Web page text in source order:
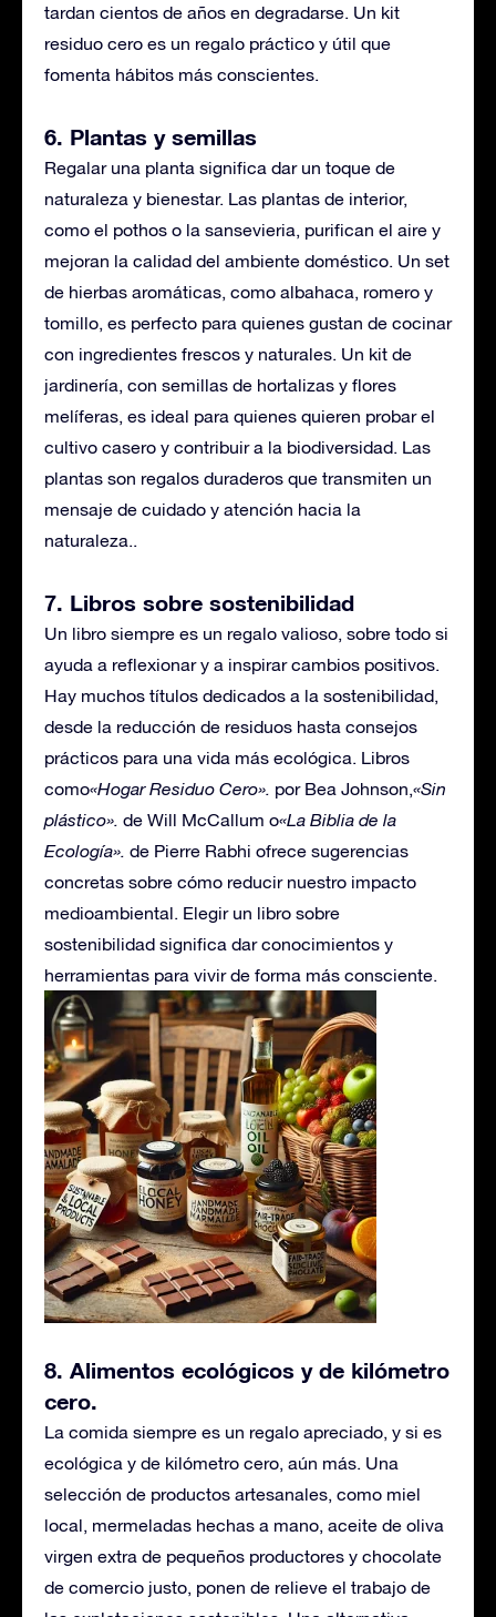
tardan cientos de años en degradarse. Un kit
residuo cero es un regalo práctico y útil que
fomenta hábitos más conscientes.
6. Plantas y semillas
Regalar una planta significa dar un toque de
naturaleza y bienestar. Las plantas de interior,
como el pothos o la sansevieria, purifican el aire y
mejoran la calidad del ambiente doméstico. Un set
de hierbas aromáticas, como albahaca, romero y
tomillo, es perfecto para quienes gustan de cocinar
con ingredientes frescos y naturales. Un kit de
jardinería, con semillas de hortalizas y flores
melíferas, es ideal para quienes quieren probar el
cultivo casero y contribuir a la biodiversidad. Las
plantas son regalos duraderos que transmiten un
mensaje de cuidado y atención hacia la
naturaleza..
7. Libros sobre sostenibilidad
Un libro siempre es un regalo valioso, sobre todo si
ayuda a reflexionar y a inspirar cambios positivos.
Hay muchos títulos dedicados a la sostenibilidad,
desde la reducción de residuos hasta consejos
prácticos para una vida más ecológica. Libros
como«Hogar Residuo Cero». por Bea Johnson,«Sin
plástico». de Will McCallum o«La Biblia de la
Ecología». de Pierre Rabhi ofrece sugerencias
concretas sobre cómo reducir nuestro impacto
medioambiental. Elegir un libro sobre
sostenibilidad significa dar conocimientos y
herramientas para vivir de forma más consciente.
8. Alimentos ecológicos y de kilómetro
cero.
La comida siempre es un regalo apreciado, y si es
ecológica y de kilómetro cero, aún más. Una
selección de productos artesanales, como miel
local, mermeladas hechas a mano, aceite de oliva
virgen extra de pequeños productores y chocolate
de comercio justo, ponen de relieve el trabajo de